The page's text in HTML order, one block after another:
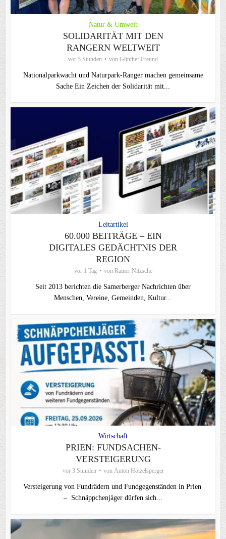
Natur & Umwelt
SOLIDARITÄT MIT DEN
RANGERN WELTWEIT
vor 5 Stunden von Günther Freund
Nationalparkwacht und Naturpark-Ranger machen gemeinsame
Sache Ein Zeichen der Solidarität mit...
Leitartikel
60.000 BEITRÄGE – EIN
DIGITALES GEDÄCHTNIS DER
REGION
vor 1 Tag von Rainer Nitzsche
Seit 2013 berichten die Samerberger Nachrichten über
Menschen, Vereine, Gemeinden, Kultur...
Wirtschaft
PRIEN: FUNDSACHEN-
VERSTEIGERUNG
vor 3 Stunden von Anton Hötzelsperger
Versteigerung von Fundrädern und Fundgegenständen in Prien
– Schnäppchenjäger dürfen sich...